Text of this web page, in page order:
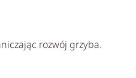
rozwój grzyba.